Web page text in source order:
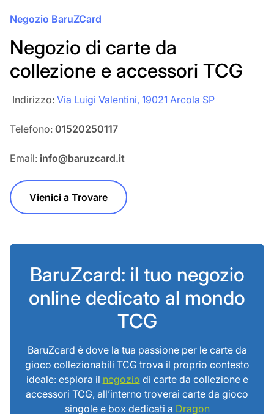
Negozio BaruZCard
Negozio di carte da
collezione e accessori TCG
‎‎ Indirizzo: Via Luigi Valentini, 19021 Arcola SP
Telefono: 01520250117
Email: info@baruzcard.it
Vienici a Trovare
BaruZcard: il tuo negozio
online dedicato al mondo
TCG
BaruZcard è dove la tua passione per le carte da
gioco collezionabili TCG trova il proprio contesto
ideale: esplora il negozio di carte da collezione e
accessori TCG, all’interno troverai carte da gioco
singole e box dedicati a Dragon